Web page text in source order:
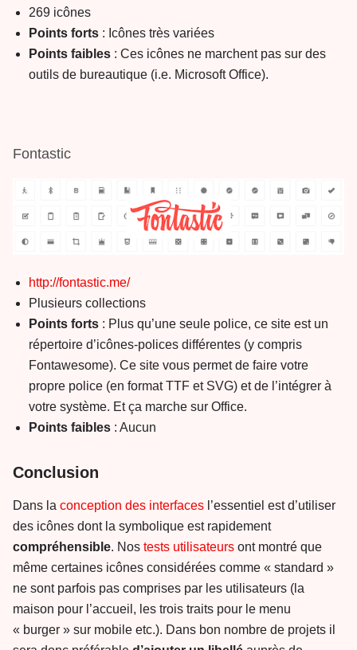
269 icônes
Points forts : Icônes très variées
Points faibles : Ces icônes ne marchent pas sur des
outils de bureautique (i.e. Microsoft Office).
Fontastic
http://fontastic.me/
Plusieurs collections
Points forts : Plus qu’une seule police, ce site est un
répertoire d’icônes-polices différentes (y compris
Fontawesome). Ce site vous permet de faire votre
propre police (en format TTF et SVG) et de l’intégrer à
votre système. Et ça marche sur Office.
Points faibles : Aucun
Conclusion
Dans la conception des interfaces l’essentiel est d’utiliser
des icônes dont la symbolique est rapidement
compréhensible. Nos tests utilisateurs ont montré que
même certaines icônes considérées comme « standard »
ne sont parfois pas comprises par les utilisateurs (la
maison pour l’accueil, les trois traits pour le menu
« burger » sur mobile etc.). Dans bon nombre de projets il